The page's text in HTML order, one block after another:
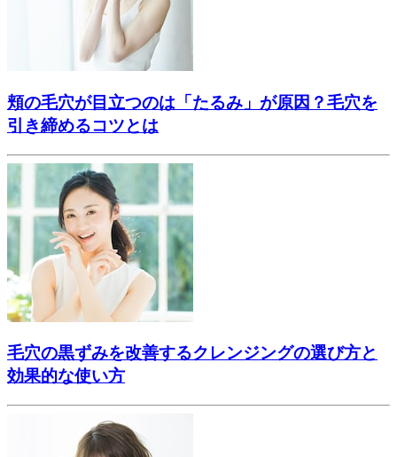
頬の毛穴が目立つのは「たるみ」が原因？毛穴を
引き締めるコツとは
毛穴の黒ずみを改善するクレンジングの選び方と
効果的な使い方